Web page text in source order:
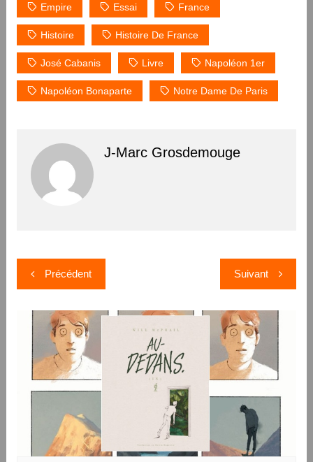
Empire Essai France
Histoire Histoire De France
José Cabanis Livre Napoléon 1er
Napoléon Bonaparte Notre Dame De Paris
J-Marc Grosdemouge
Navigation
de
l’article
Précédent Suivant